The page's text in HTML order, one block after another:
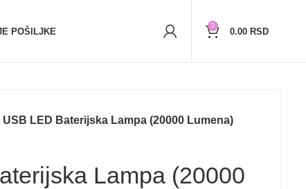
POŠILJKE
0
0.00RSD
USB LED Baterijska Lampa (20000 Lumena)
Lampa (20000